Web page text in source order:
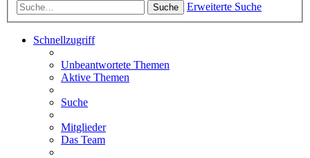
Suche Erweiterte Suche
Schnellzugriff
Unbeantwortete Themen
Aktive Themen
Suche
Mitglieder
Das Team